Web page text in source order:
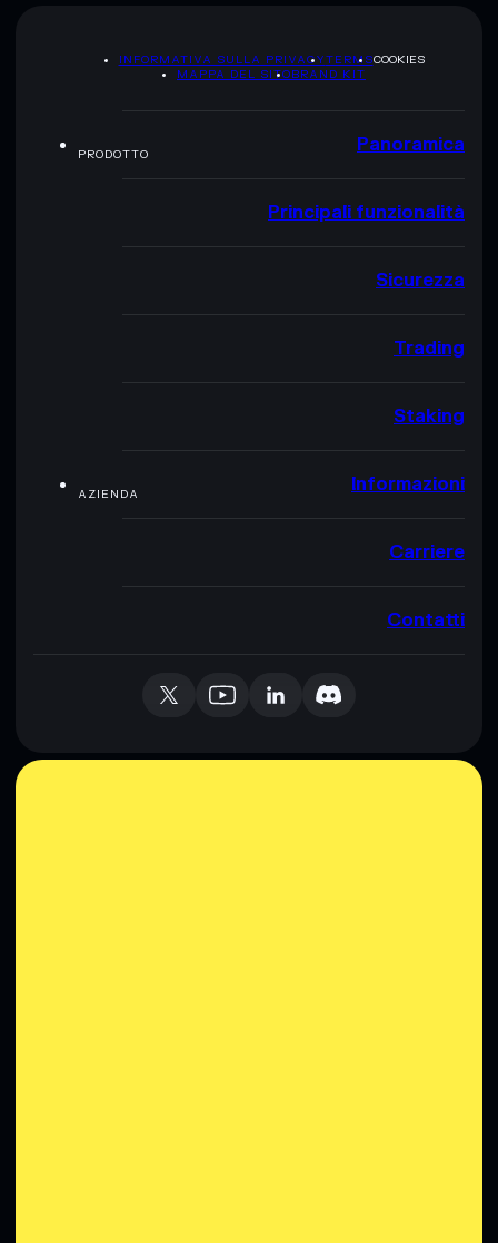
INFORMATIVA SULLA PRIVACYTERMSCOOKIES
MAPPA DEL SITOBRAND KIT
PRODOTTO Panoramica
Principali funzionalità
Sicurezza
Trading
Staking
AZIENDA Informazioni
Carriere
Contatti